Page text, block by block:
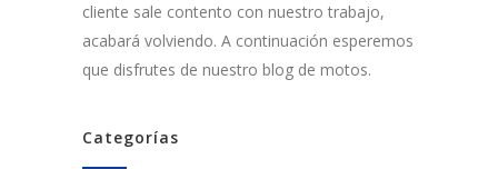
cliente sale contento con nuestro trabajo,
acabará volviendo. A continuación esperemos
que disfrutes de nuestro blog de motos.
Categorías